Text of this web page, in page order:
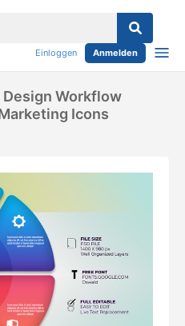
Einloggen Anmelden
Workflow
Icons